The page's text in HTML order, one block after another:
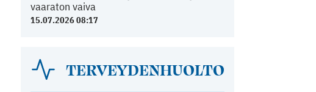
vaaraton vaiva
15.07.2026 08:17
TERVEYDENHUOLTO